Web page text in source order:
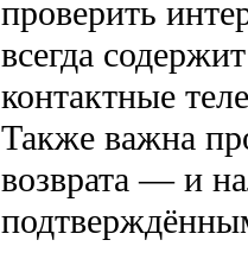
проверить
всегда
контактные
Также важна
возврата — и